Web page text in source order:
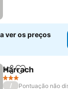
ver os preços
PartilharAdicionar
Harrach
3 Estrelas
/
Pontuação não